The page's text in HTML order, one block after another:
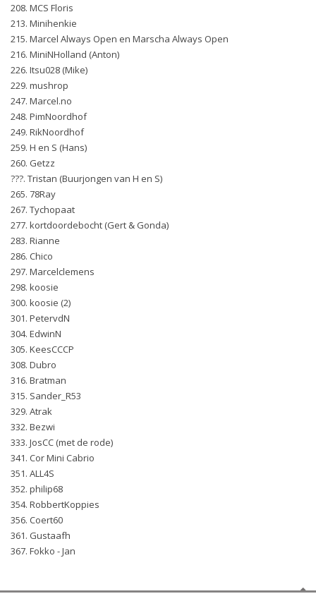
208. MCS Floris
213. Minihenkie
215. Marcel Always Open en Marscha Always Open
216. MiniNHolland (Anton)
226. Itsu028 (Mike)
229. mushrop
247. Marcel.no
248. PimNoordhof
249. RikNoordhof
259. H en S (Hans)
260. Getzz
???. Tristan (Buurjongen van H en S)
265. 78Ray
267. Tychopaat
277. kortdoordebocht (Gert & Gonda)
283. Rianne
286. Chico
297. Marcelclemens
298. koosie
300. koosie (2)
301. PetervdN
304. EdwinN
305. KeesCCCP
308. Dubro
316. Bratman
315. Sander_R53
329. Atrak
332. Bezwi
333. JosCC (met de rode)
341. Cor Mini Cabrio
351. ALL4S
352. philip68
354. RobbertKoppies
356. Coert60
361. Gustaafh
367. Fokko - Jan